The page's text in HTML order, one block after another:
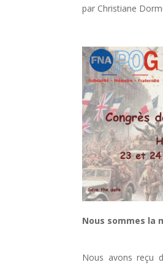
par Christiane
Nous sommes la
Notre
Nous avons reçu